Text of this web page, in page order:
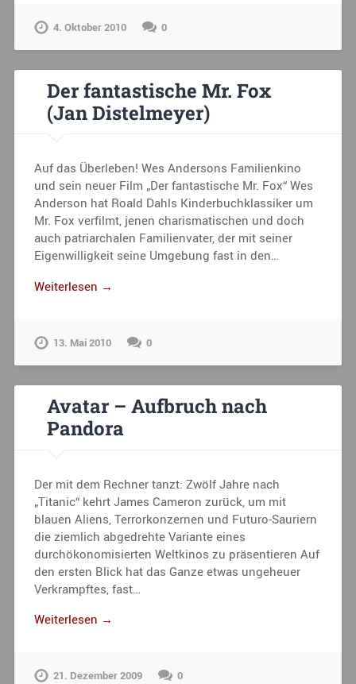
4. Oktober 2010 0
Der fantastische Mr. Fox
(Jan Distelmeyer)
Auf das Überleben! Wes Andersons Familienkino
und sein neuer Film „Der fantastische Mr. Fox“ Wes
Anderson hat Roald Dahls Kinderbuchklassiker um
Mr. Fox verfilmt, jenen charismatischen und doch
auch patriarchalen Familienvater, der mit seiner
Eigenwilligkeit seine Umgebung fast in den…
Weiterlesen →
13. Mai 2010 0
Avatar – Aufbruch nach
Pandora
Der mit dem Rechner tanzt: Zwölf Jahre nach
„Titanic“ kehrt James Cameron zurück, um mit
blauen Aliens, Terrorkonzernen und Futuro-Sauriern
die ziemlich abgedrehte Variante eines
durchökonomisierten Weltkinos zu präsentieren Auf
den ersten Blick hat das Ganze etwas ungeheuer
Verkrampftes, fast…
Weiterlesen →
21. Dezember 2009 0